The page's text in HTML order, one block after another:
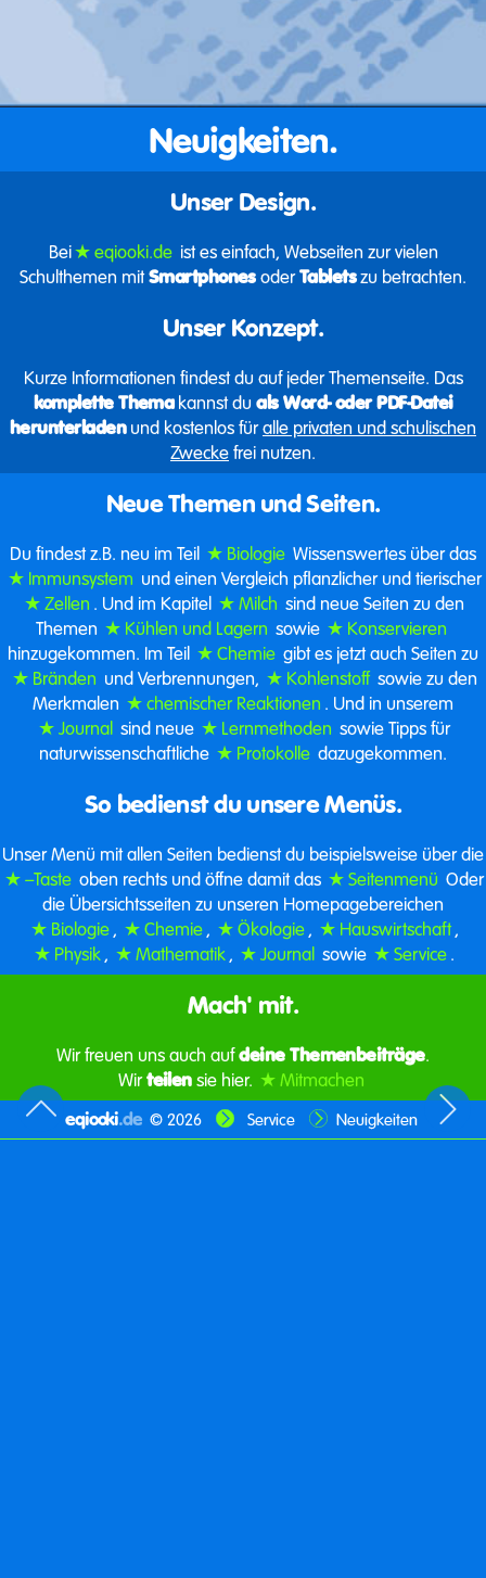
Neuigkeiten.
Unser Design.
Bei eqiooki.de ist es einfach, Webseiten zur vielen
Schulthemen mitSmartphonesoderTabletszu betrachten.
Unser Konzept.
Kurze Informationen findest du auf jeder Themenseite. Das
komplette Themakannst duals Word- oder PDF-Datei
herunterladenund kostenlos füralle privaten und schulischen
Zweckefrei nutzen.
Neue Themen und Seiten.
Du findest z.B. neu im Teil Biologie Wissenswertes über das
Immunsystem und einen Vergleich pflanzlicher und tierischer
Zellen . Und im Kapitel Milch sind neue Seiten zu den
Themen
Kühlen und Lagern sowie
Konservieren
hinzugekommen. Im Teil
Chemie gibt es jetzt auch Seiten zu
Bränden und Verbrennungen, Kohlenstoff sowie zu den
Merkmalen
chemischer Reaktionen . Und in unserem
Journal sind neue Lernmethoden sowie Tipps für
naturwissenschaftliche
Protokolle dazugekommen.
So bedienst du unsere Menüs.
Unser Menü mit allen Seiten bedienst du beispielsweise über die
–Taste oben rechts und öffne damit das Seitenmenü Oder
die Übersichtsseiten zu unseren Homepagebereichen
Biologie, Chemie, Ökologie, Hauswirtschaft,
Physik, Mathematik, Journal sowie Service.
Mach' mit.
Wir freuen uns auch aufdeine Themenbeiträge.
Wirteilensie hier.
Mitmachen
eqiooki.de © 2026 Service Neuigkeiten